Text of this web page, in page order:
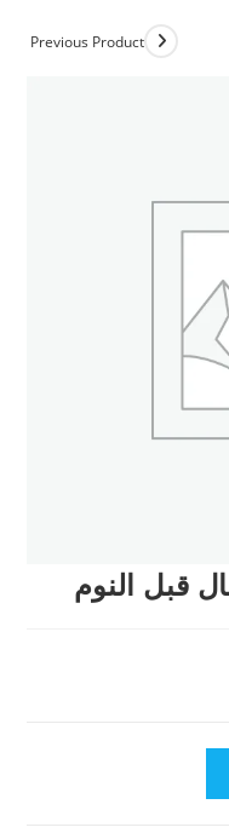
Previous Product